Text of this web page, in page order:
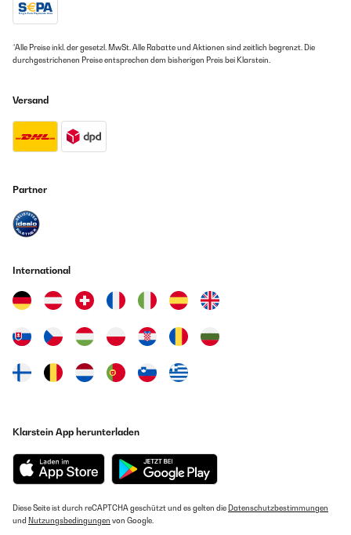
*Alle Preise inkl. der gesetzl. MwSt. Alle Rabatte und Aktionen sind zeitlich begrenzt. Die
durchgestrichenen Preise entsprechen dem bisherigen Preis bei Klarstein.
Versand
Partner
International
Klarstein App herunterladen
Diese Seite ist durch reCAPTCHA geschützt und es gelten die Datenschutzbestimmungen
und Nutzungsbedingungen von Google.